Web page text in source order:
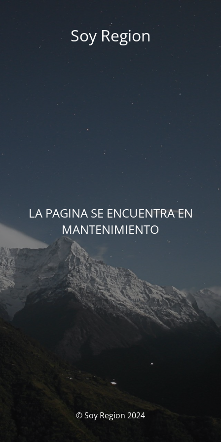
Soy Region
LA PAGINA SE ENCUENTRA EN
MANTENIMIENTO
© Soy Region 2024